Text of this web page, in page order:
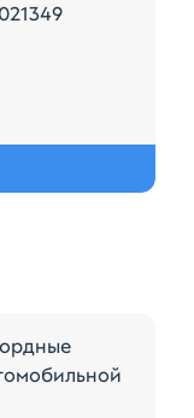
LEVIN AE101